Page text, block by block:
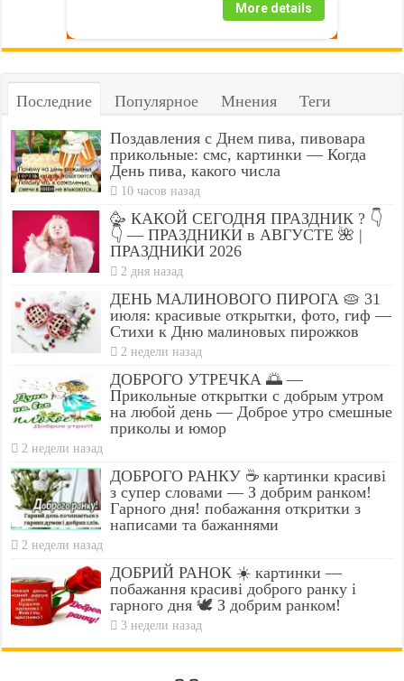
More details
Последние Популярное Мнения Теги
Поздавления с Днем пива, пивовара
прикольные: смс, картинки — Когда
День пива, какого числа
10 часов назад
🥳 КАКОЙ СЕГОДНЯ ПРАЗДНИК ? 👇
👇 — ПРАЗДНИКИ в АВГУСТЕ 🌺 |
ПРАЗДНИКИ 2026
2 дня назад
ДЕНЬ МАЛИНОВОГО ПИРОГА 🥧 31
июля: красивые открытки, фото, гиф —
Стихи к Дню малиновых пирожков
2 недели назад
ДОБРОГО УТРЕЧКА 🌅 —
Прикольные открытки с добрым утром
на любой день — Доброе утро смешные
приколы и юмор
2 недели назад
ДОБРОГО РАНКУ ☕ картинки красиві
з супер словами — З добрим ранком!
Гарного дня! побажання откритки з
написами та бажаннями
2 недели назад
ДОБРИЙ РАНОК ☀️ картинки —
побажання красиві доброго ранку і
гарного дня 🕊️ З добрим ранком!
3 недели назад